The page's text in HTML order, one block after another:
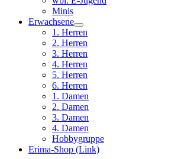
Minis
Erwachsene
1. Herren
2. Herren
3. Herren
4. Herren
5. Herren
6. Herren
1. Damen
2. Damen
3. Damen
4. Damen
Hobbygruppe
Erima-Shop (Link)